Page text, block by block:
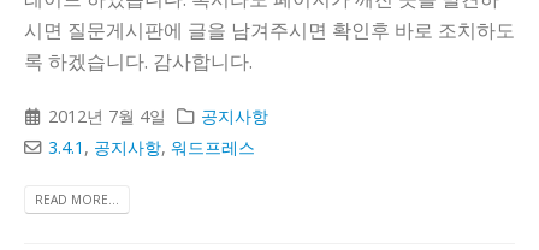
시면 질문게시판에 글을 남겨주시면 확인후 바로 조치하도
록 하겠습니다. 감사합니다.
2012년 7월 4일
공지사항
3.4.1 , 공지사항,워드프레스
READ MORE...